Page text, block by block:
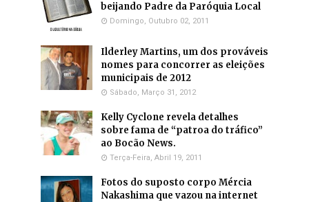
beijando Padre da Paróquia Local
Domingo, Outubro 02, 2011
Ilderley Martins, um dos prováveis
nomes para concorrer as eleições
municipais de 2012
Sábado, Março 31, 2012
Kelly Cyclone revela detalhes
sobre fama de “patroa do tráfico”
ao Bocão News.
Terça-Feira, Abril 19, 2011
Fotos do suposto corpo Mércia
Nakashima que vazou na internet